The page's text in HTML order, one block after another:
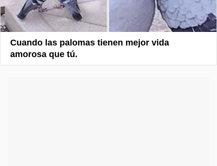
Cuando las palomas tienen mejor vida
amorosa que tú.